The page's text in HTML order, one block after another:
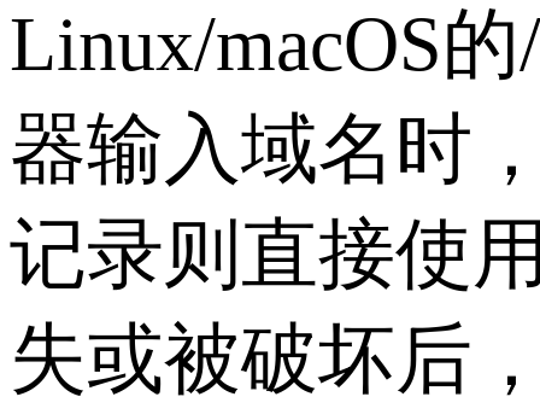
Linux/macOS的
器输入域名时
记录则直接使
失或被破坏后